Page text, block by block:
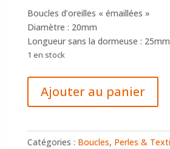
Boucles d’oreilles « émaillées »
Diamètre : 20mm
Longueur sans la dormeuse : 25mm
1 en stock
-
Ajouter au panier
Catégories : Boucles, Perles &